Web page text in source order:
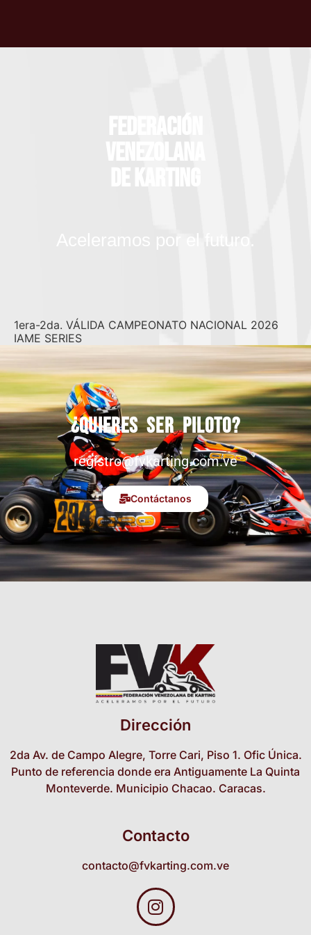
1era-2da. VÁLIDA CAMPEONATO NACIONAL 2026
IAME SERIES
¿Quieres ser piloto?
registro@fvkarting.com.ve
Contáctanos
Dirección
2da Av. de Campo Alegre, Torre Cari, Piso 1. Ofic Única.
Punto de referencia donde era Antiguamente La Quinta
Monteverde. Municipio Chacao. Caracas.
Contacto
contacto@fvkarting.com.ve